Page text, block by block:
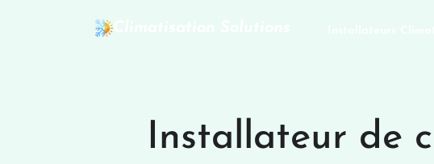
Installateur de